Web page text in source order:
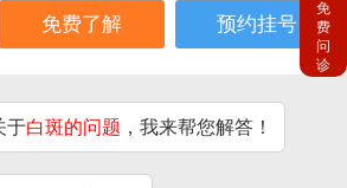
免费了解 预约挂号
于白斑的问题 ，我来帮您解答！
免
费
问
诊